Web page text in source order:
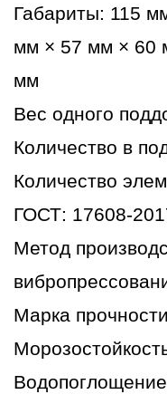
Габариты: 115
мм × 57 мм × 60
мм
Вес одного
Количество в
Количество
ГОСТ: 17608-
Метод
Марка